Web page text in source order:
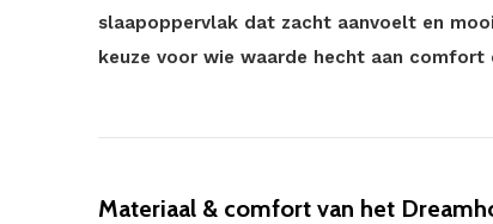
slaapoppervlak dat zacht aanvoelt en
keuze voor wie waarde hecht aan comfort
Materiaal & comfort van het